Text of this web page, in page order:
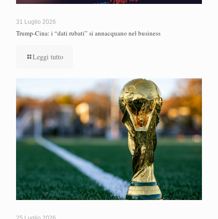
31 Luglio 2026
Trump-Cina: i “dati rubati” si annacquano nel business
Leggi tutto